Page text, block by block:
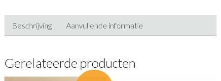
Beschrijving Aanvullende informatie
Gerelateerde producten